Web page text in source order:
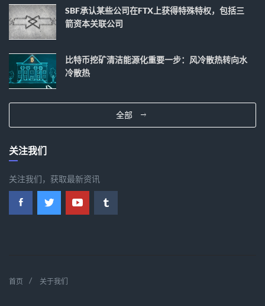
SBF承认某些公司在FTX上获得特殊特权，包括三
箭资本关联公司
比特币挖矿清洁能源化重要一步：风冷散热转向水
冷散热
全部
关注我们
关注我们，获取最新资讯
首页 关于我们